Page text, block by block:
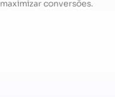
maximizar conversões.